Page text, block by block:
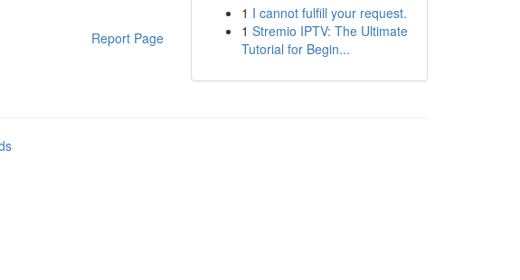
Report Page
1 I cannot fulfill your request.
1 Stremio IPTV: The Ultimate
Tutorial for Begin...